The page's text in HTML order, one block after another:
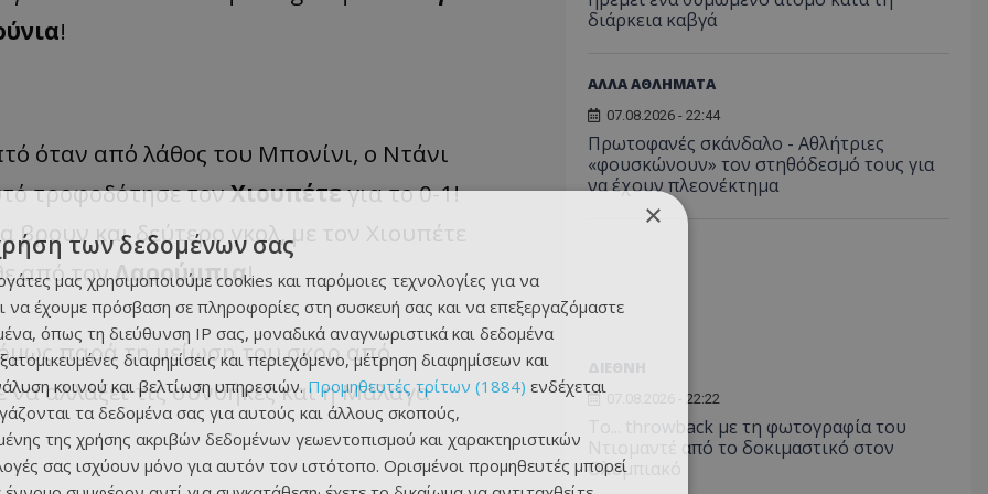
!
όταν από λάθος του Μπονίνι, ο Ντάνι
τροφοδότησε τονΧιουπέτεγια το 0-1!
και δεύτερο γκολ, με τον Χιουπέτε
από τονΛαρούμπια!
παρά τη μείωση του σκορ από
αλλάξει τις συνθήκες και η Μάλαγα
διάρκεια καβγά
ΑΛΛΑ ΑΘΛΗΜΑΤΑ
07.08.2026 - 22:44
Πρωτοφανές σκάνδαλο - Aθλήτριες
«φουσκώνουν» τον στηθόδεσμό τους για
να έχουν πλεονέκτημα
07.08.2026 - 22:22
Το... throwback με τη φωτογραφία του
Ντιομαντέ από το δοκιμαστικό στον
Ολυμπιακό
×
των δεδομένων σας
μας χρησιμοποιούμε cookies και παρόμοιες τεχνολογίες για να
να έχουμε πρόσβαση σε πληροφορίες στη συσκευή σας και να επεξεργαζόμαστε
όπως τη διεύθυνση IP σας, μοναδικά αναγνωριστικά και δεδομένα
διαφημίσεις και περιεχόμενο, μέτρηση διαφημίσεων και
κοινού και βελτίωση υπηρεσιών.Προμηθευτές τρίτων (1884) ενδέχεται
τα δεδομένα σας για αυτούς και άλλους σκοπούς,
της χρήσης ακριβών δεδομένων γεωεντοπισμού και χαρακτηριστικών
σας ισχύουν μόνο για αυτόν τον ιστότοπο. Ορισμένοι προμηθευτές μπορεί